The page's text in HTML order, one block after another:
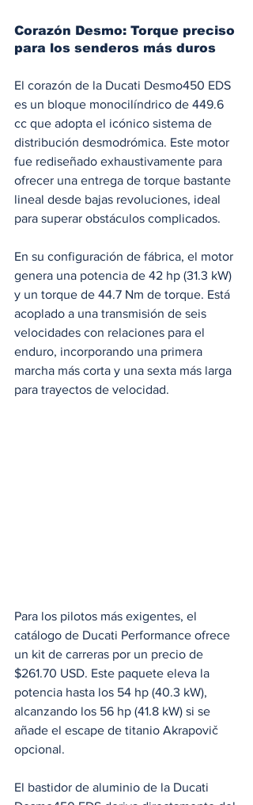
Corazón Desmo: Torque preciso
para los senderos más duros
El corazón de la Ducati Desmo450 EDS
es un bloque monocilíndrico de 449.6
cc que adopta el icónico sistema de
distribución desmodrómica. Este motor
fue rediseñado exhaustivamente para
ofrecer una entrega de torque bastante
lineal desde bajas revoluciones, ideal
para superar obstáculos complicados.
En su configuración de fábrica, el motor
genera una potencia de 42 hp (31.3 kW)
y un torque de 44.7 Nm de torque. Está
acoplado a una transmisión de seis
velocidades con relaciones para el
enduro, incorporando una primera
marcha más corta y una sexta más larga
para trayectos de velocidad.
Para los pilotos más exigentes, el
catálogo de Ducati Performance ofrece
un kit de carreras por un precio de
$261.70 USD. Este paquete eleva la
potencia hasta los 54 hp (40.3 kW),
alcanzando los 56 hp (41.8 kW) si se
añade el escape de titanio Akrapovič
opcional.
El bastidor de aluminio de la Ducati